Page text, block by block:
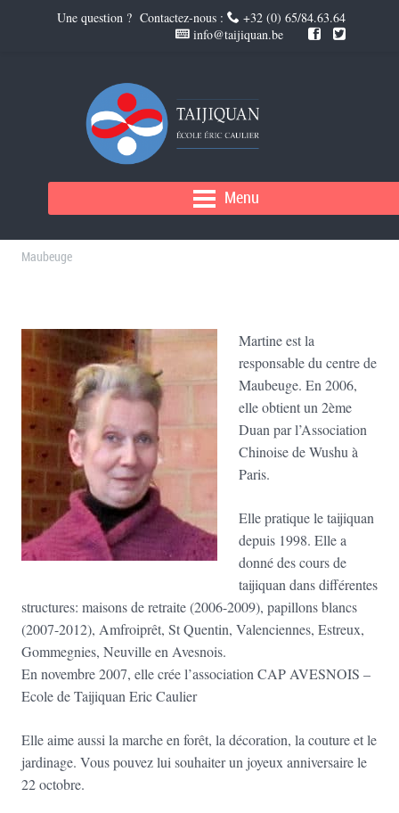
Menu
MARTINE ANDRIÈS
Maubeuge
Martine est la
responsable du centre de
Maubeuge. En 2006,
elle obtient un 2ème
Duan par l’Association
Chinoise de Wushu à
Paris.
Elle pratique le taijiquan
depuis 1998. Elle a
donné des cours de
taijiquan dans différentes
structures: maisons de retraite (2006-2009), papillons blancs
(2007-2012), Amfroiprêt, St Quentin, Valenciennes, Estreux,
Gommegnies, Neuville en Avesnois.
En novembre 2007, elle crée l’association CAP AVESNOIS –
Ecole de Taijiquan Eric Caulier
Elle aime aussi la marche en forêt, la décoration, la couture et le
jardinage. Vous pouvez lui souhaiter un joyeux anniversaire le
22 octobre.
Une question ? Contactez-nous :
+32 (0) 65/84.63.64
info@taijiquan.be